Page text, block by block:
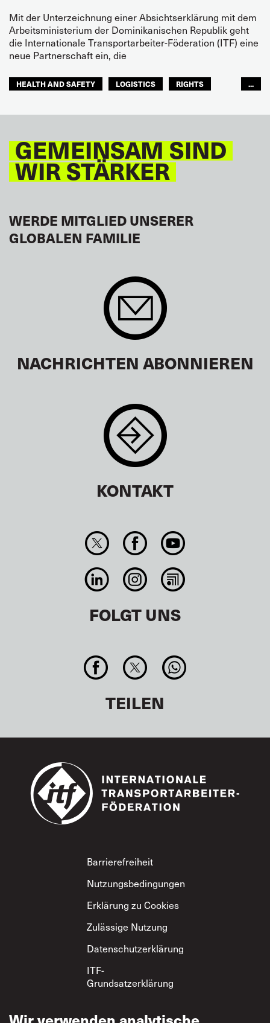
Mit der Unterzeichnung einer Absichtserklärung mit dem
Arbeitsministerium der Dominikanischen Republik geht
die Internationale Transportarbeiter-Föderation (ITF) eine
neue Partnerschaft ein, die
HEALTH AND SAFETY LOGISTICS
RIGHTS
...
GEMEINSAM SIND
WIR STÄRKER
WERDE MITGLIED UNSERER
GLOBALEN FAMILIE
NACHRICHTEN ABONNIEREN
KONTAKT
FOLGT UNS
TEILEN
Footer
Barrierefreiheit
Nutzungsbedingungen
Erklärung zu Cookies
Zulässige Nutzung
Datenschutzerklärung
ITF-
Grundsatzerklärung